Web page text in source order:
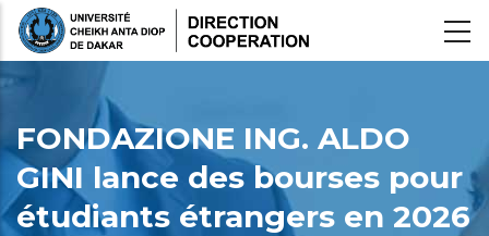
Aller
FONDAZIONE ING. ALDO
GINI lance des bourses pour
étudiants étrangers en 2026